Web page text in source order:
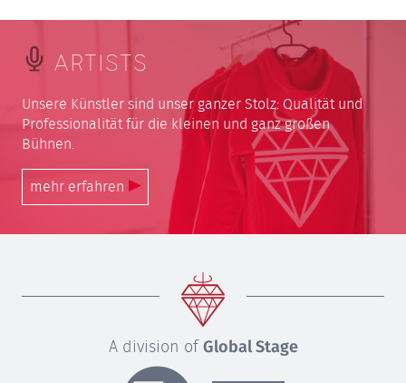
ARTISTS
Unsere Künstler sind unser ganzer Stolz: Qualität und
Professionalität für die kleinen und ganz großen
Bühnen.
mehr erfahren
A division ofGlobal Stage